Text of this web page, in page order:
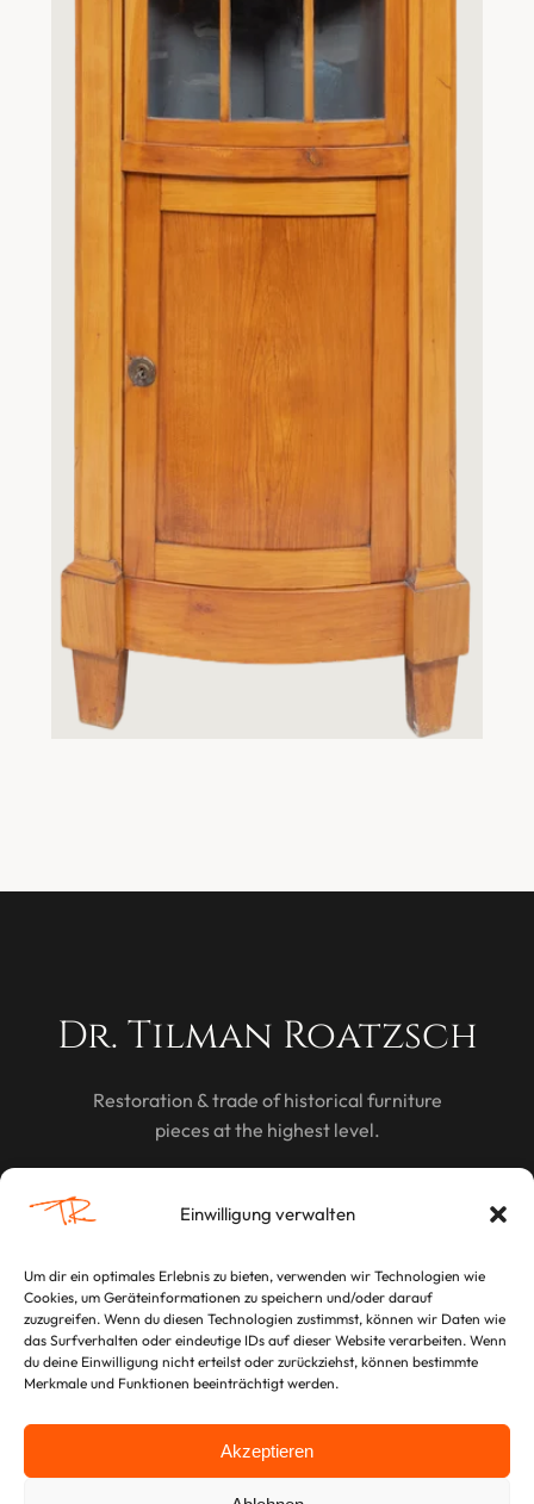
Einwilligung verwalten
Um dir ein optimales Erlebnis zu bieten, verwenden wir Technologien wie
Cookies, um Geräteinformationen zu speichern und/oder darauf
zuzugreifen. Wenn du diesen Technologien zustimmst, können wir Daten wie
das Surfverhalten oder eindeutige IDs auf dieser Website verarbeiten. Wenn
du deine Einwilligung nicht erteilst oder zurückziehst, können bestimmte
Merkmale und Funktionen beeinträchtigt werden.
Akzeptieren
Dr. Tilman Roatzsch
Restoration & trade of historical furniture
pieces at the highest level.
DISCOVER
LEGAL
Imprint